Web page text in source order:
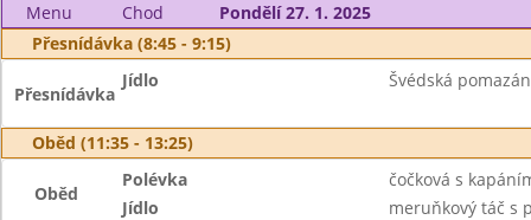
Menu Chod
Pondělí 27. 1. 2025
Přesnídávka (8:45 - 9:15)
Přesnídávka
Jídlo Švédská
Oběd (11:35 - 13:25)
Oběd
Polévka
čočková s
Jídlo
meruňkový táč s